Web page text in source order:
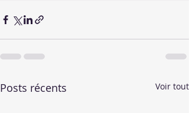
Posts récents Voir tout